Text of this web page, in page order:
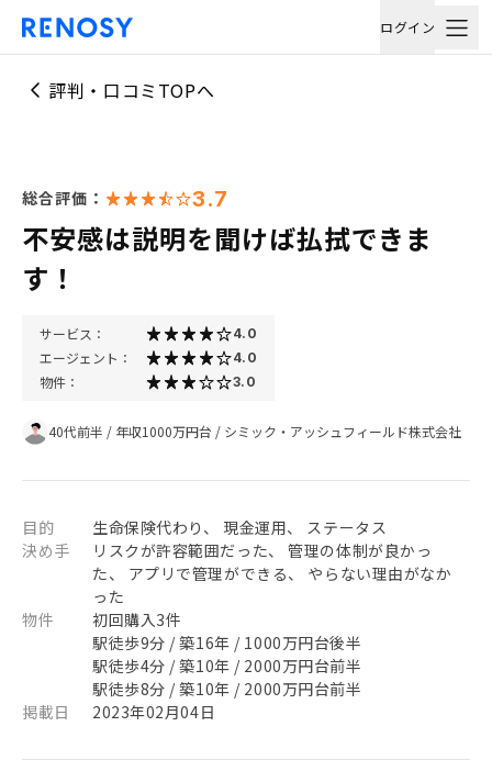
ログイン
評判・口コミTOPへ
総合評価： 3.7
不安感は説明を聞けば払拭できま
す！
サービス： 4.0
エージェント： 4.0
物件： 3.0
40代前半 / 年収1000万円台 / シミック・アッシュフィールド株式会社
目的
生命保険代わり、 現金運用、 ステータス
決め手
リスクが許容範囲だった、 管理の体制が良かっ
た、 アプリで管理ができる、 やらない理由がなか
った
物件
初回購入3件
駅徒歩9分 / 築16年 / 1000万円台後半
駅徒歩4分 / 築10年 / 2000万円台前半
駅徒歩8分 / 築10年 / 2000万円台前半
掲載日
2023年02月04日